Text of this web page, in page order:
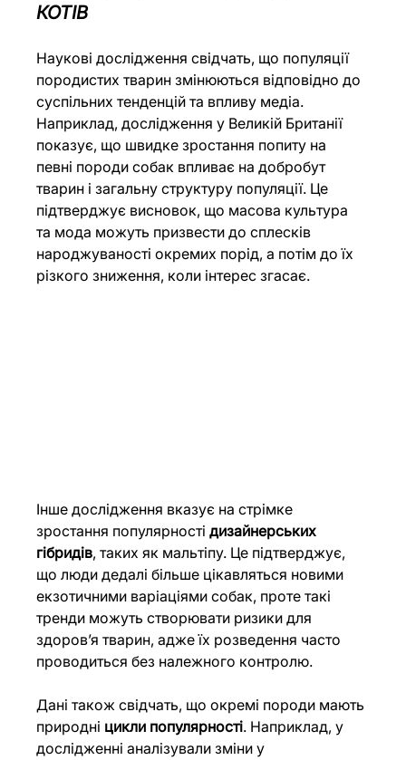
КОТІВ
Наукові дослідження свідчать, що популяції
породистих тварин змінюються відповідно до
суспільних тенденцій та впливу медіа.
Наприклад, дослідження у Великій Британії
показує, що швидке зростання попиту на
певні породи собак впливає на добробут
тварин і загальну структуру популяції. Це
підтверджує висновок, що масова культура
та мода можуть призвести до сплесків
народжуваності окремих порід, а потім до їх
різкого зниження, коли інтерес згасає.
Інше дослідження вказує на стрімке
зростання популярності дизайнерських
гібридів, таких як мальтіпу. Це підтверджує,
що люди дедалі більше цікавляться новими
екзотичними варіаціями собак, проте такі
тренди можуть створювати ризики для
здоров’я тварин, адже їх розведення часто
проводиться без належного контролю.
Дані також свідчать, що окремі породи мають
природні цикли популярності. Наприклад, у
дослідженні аналізували зміни у